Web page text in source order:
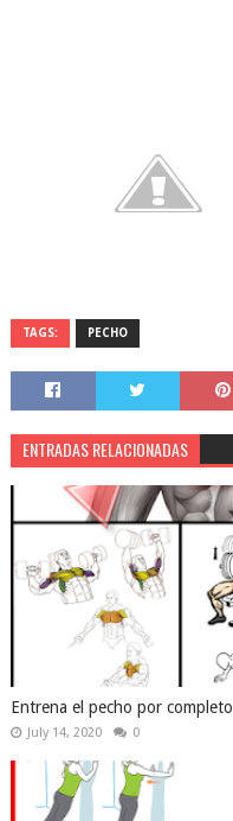
TAGS: PECHO
ENTRADAS RELACIONADAS
Entrena el pecho por completo
July 14, 2020 0